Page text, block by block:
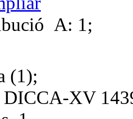
A: 1;
(1);
DICCA-XV